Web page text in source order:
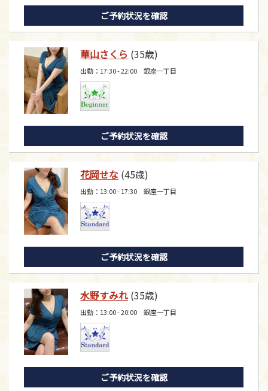
ご予約状況を確認
華山さくら (35歳)
出勤：17:30 - 22:00 銀座一丁目
ご予約状況を確認
花岡せな (45歳)
出勤：13:00 - 17:30 銀座一丁目
ご予約状況を確認
水野すみれ(35歳)
出勤：13:00 - 20:00 銀座一丁目
ご予約状況を確認